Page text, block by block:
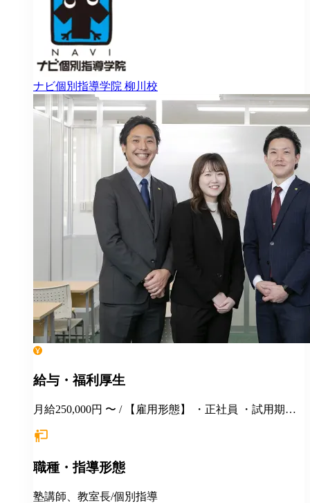
ナビ個別指導学院 柳川校
給与・福利厚生
月給250,000円 〜 / 【雇用形態】 ・正社員 ・試用期間6
経験・年齢等を考慮し、決定いたします。面接時にぜ
400万円（賞与、各種手当込み） ※上記は固定残業代
は、給与規定に基づき計算。 ※固定残業代は残業がな
職種・指導形態
塾講師、教室長/個別指導